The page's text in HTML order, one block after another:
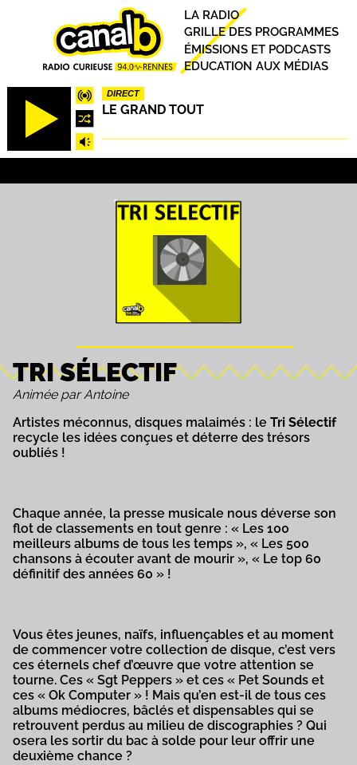
DIRECT
LE GRAND TOUT
Principal
LA RADIO
GRILLE DES PROGRAMMES
ÉMISSIONS ET PODCASTS
EDUCATION AUX MÉDIAS
TRI SÉLECTIF
Animée par Antoine
Artistes méconnus, disques malaimés : le Tri Sélectif
recycle les idées conçues et déterre des trésors
oubliés !
Chaque année, la presse musicale nous déverse son
flot de classements en tout genre : « Les 100
meilleurs albums de tous les temps », « Les 500
chansons à écouter avant de mourir », « Le top 60
définitif des années 60 » !
Vous êtes jeunes, naïfs, influençables et au moment
de commencer votre collection de disque, c’est vers
ces éternels chef d’œuvre que votre attention se
tourne. Ces « Sgt Peppers » et ces « Pet Sounds et
ces « Ok Computer » ! Mais qu’en est-il de tous ces
albums médiocres, bâclés et dispensables qui se
retrouvent perdus au milieu de discographies ? Qui
osera les sortir du bac à solde pour leur offrir une
deuxième chance ?